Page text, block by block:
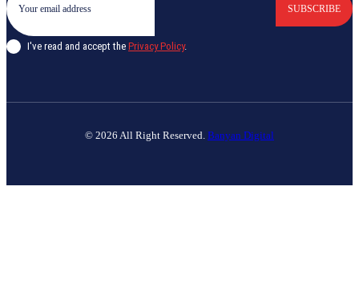
SUBSCRIBE
I've read and accept the Privacy Policy.
© 2026 All Right Reserved. Banyan Digital